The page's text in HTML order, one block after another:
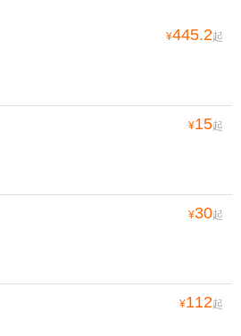
¥445.2起
¥15起
¥30起
¥112起